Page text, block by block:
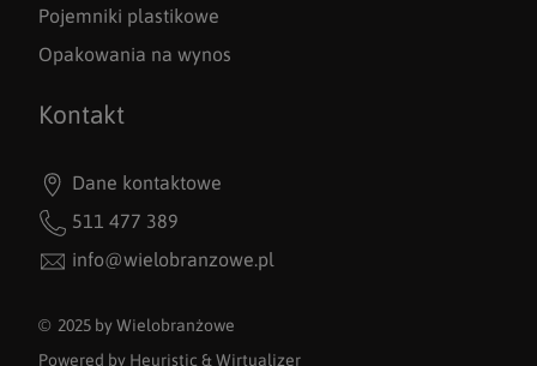
Pojemniki plastikowe
Opakowania na wynos
Kontakt
Dane kontaktowe
511 477 389
info@wielobranzowe.pl
© 2025 by Wielobranżowe
Powered by Heuristic &Wirtualizer